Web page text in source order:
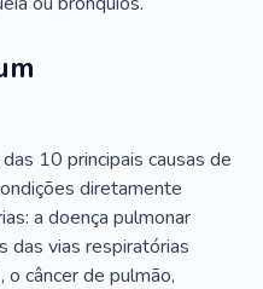
10 principais causas de
diretamente
a doença pulmonar
das vias respiratórias
o câncer de pulmão,